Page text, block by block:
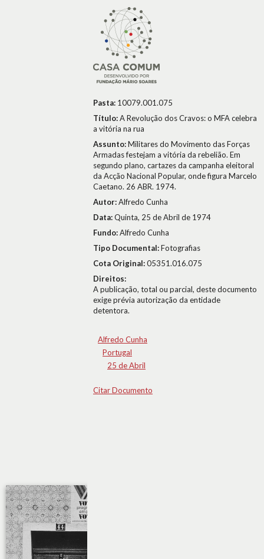
Pasta: 10079.001.075
Título:A Revolução dos Cravos: o MFA celebra
a vitória na rua
Assunto:Militares do Movimento das Forças
Armadas festejam a vitória da rebelião. Em
segundo plano, cartazes da campanha eleitoral
da Acção Nacional Popular, onde figura Marcelo
Caetano. 26 ABR. 1974.
Autor:Alfredo Cunha
Data:Quinta, 25 de Abril de 1974
Fundo:Alfredo Cunha
Tipo Documental:Fotografias
Cota Original:05351.016.075
Direitos:
A publicação, total ou parcial, deste documento
exige prévia autorização da entidade
detentora.
Alfredo Cunha
Portugal
25 de Abril
Citar Documento